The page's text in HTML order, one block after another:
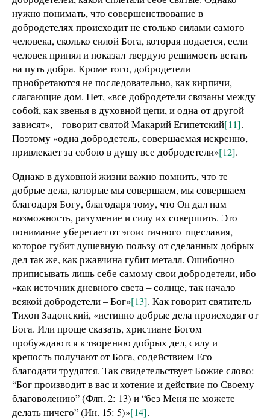
нужно понимать, что совершенствование в
добродетелях происходит не столько силами самого
человека, сколько силой Бога, которая подается, если
человек принял и показал твердую решимость встать
на путь добра. Кроме того, добродетели
приобретаются не последовательно, как кирпичи,
слагающие дом. Нет, «все добродетели связаны между
собой, как звенья в духовной цепи, и одна от другой
зависят», – говорит святой Макарий Египетский[11].
Поэтому «одна добродетель, совершаемая искренно,
привлекает за собою в душу все добродетели»[12].
Однако в духовной жизни важно помнить, что те
добрые дела, которые мы совершаем, мы совершаем
благодаря Богу, благодаря тому, что Он дал нам
возможность, разумение и силу их совершить. Это
понимание уберегает от эгоистичного тщеславия,
которое губит душевную пользу от сделанных добрых
дел так же, как ржавчина губит металл. Ошибочно
приписывать лишь себе самому свои добродетели, ибо
«как источник дневного света – солнце, так начало
всякой добродетели – Бог»[13]. Как говорит святитель
Тихон Задонский, «истинно добрые дела происходят от
Бога. Или проще сказать, христиане Богом
пробуждаются к творению добрых дел, силу и
крепость получают от Бога, содействием Его
благодати трудятся. Так свидетельствует Божие слово:
“Бог производит в вас и хотение и действие по Своему
благоволению” (Флп. 2: 13) и “без Меня не можете
делать ничего” (Ин. 15: 5)»[14].